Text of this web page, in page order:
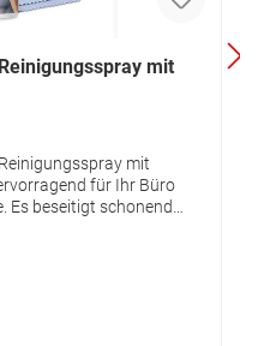
mit
mit
für Ihr Büro
Es beseitigt schonend
mit
und Mikrofasertuch